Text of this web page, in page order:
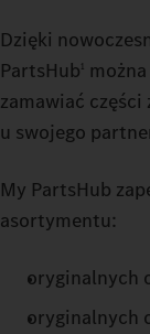
Dzięki
PartsHub1
zamawiać części
u swojego
My PartsHub
asortymentu:
oryginalnych
oryginalnych